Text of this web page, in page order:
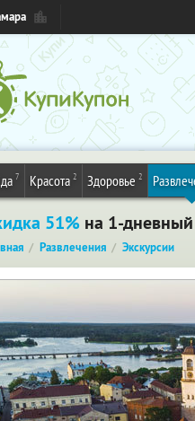
7 Красота 2 Здоровье 2
51% на 1-
Развлечения Экскурсии